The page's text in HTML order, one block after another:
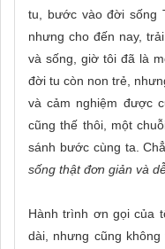
tu, bước vào đời sống
nhưng cho đến nay,
và sống, giờ tôi đã là
đời tu còn non trẻ,
và cảm nghiệm được
cũng thế thôi, một
sánh bước cùng ta.
sống thật đơn giản và
Hành trình ơn gọi của
dài, nhưng cũng